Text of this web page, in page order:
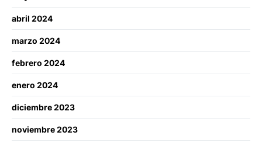
abril 2024
marzo 2024
febrero 2024
enero 2024
diciembre 2023
noviembre 2023